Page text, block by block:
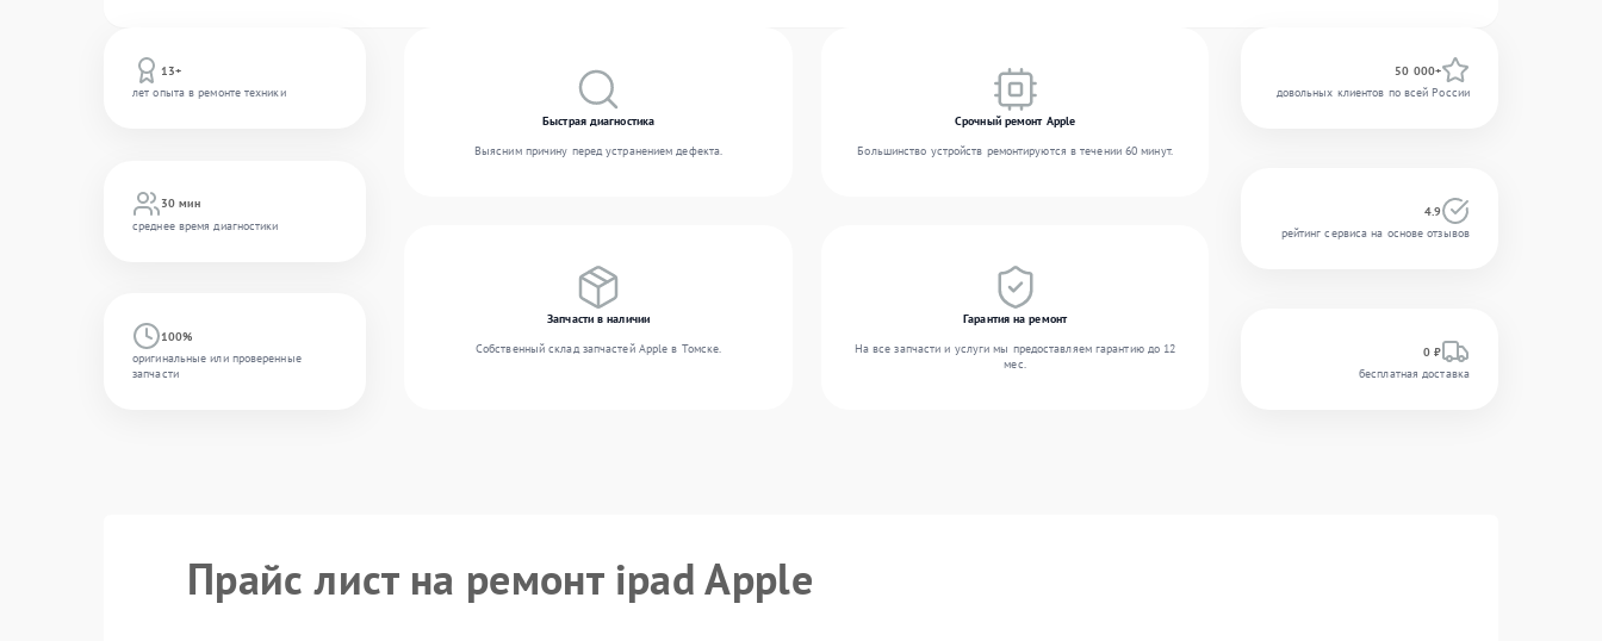
13+
лет опыта в ремонте техники
30 мин
среднее время диагностики
100%
оригинальные или проверенные
запчасти
Быстрая диагностика
Выясним причину перед устранением дефекта.
Срочный ремонт Apple
Большинство устройств ремонтируются в течении 60 минут.
Запчасти в наличии
Собственный склад запчастей Apple в Томске.
Гарантия на ремонт
На все запчасти и услуги мы предоставляем гарантию до 12
мес.
50 000+
довольных клиентов по всей России
4.9
рейтинг сервиса на основе отзывов
0 ₽
бесплатная доставка
Прайс лист на ремонт ipad Apple